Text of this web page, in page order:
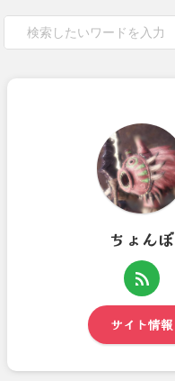
【モンハンワイルズ】ショート
カットの配置一生決まらんわ
ちょんぼ
サイト情報